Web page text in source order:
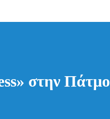
στην Πάτμο